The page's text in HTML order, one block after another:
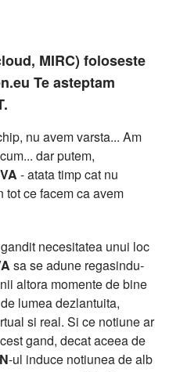
MIRC) foloseste
Te asteptam
nu avem varsta... Am
dar putem,
- atata timp cat nu
tot ce facem ca avem
necesitatea unui loc
sa se adune regasindu-
altora momente de bine
lumea dezlantuita,
si real. Si ce notiune ar
gand, decat aceea de
-ul induce notiunea de alb